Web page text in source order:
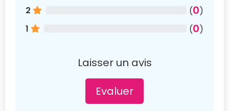
2
(0)
1
(0)
Laisser un avis
Evaluer